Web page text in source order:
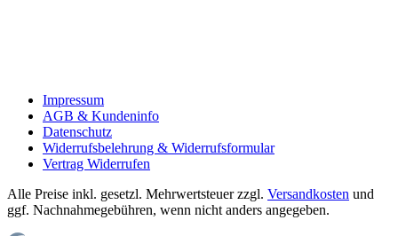
Impressum
AGB & Kundeninfo
Datenschutz
Widerrufsbelehrung & Widerrufsformular
Vertrag Widerrufen
Alle Preise inkl. gesetzl. Mehrwertsteuer zzgl. Versandkosten und
ggf. Nachnahmegebühren, wenn nicht anders angegeben.